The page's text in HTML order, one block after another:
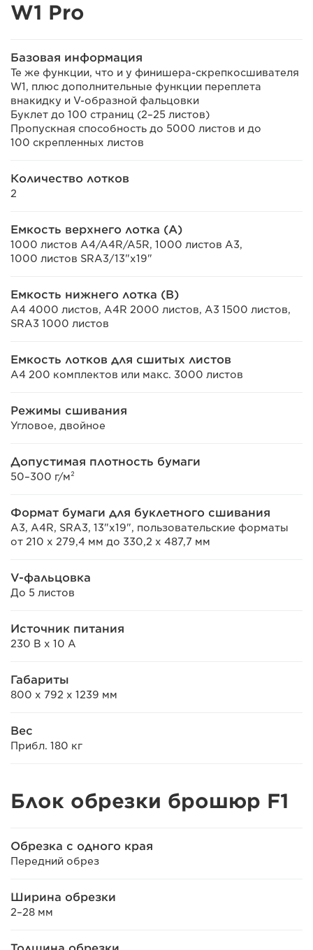
W1 Pro
Базовая информация
Те же функции, что и у финишера-скрепкосшивателя
W1, плюс дополнительные функции переплета
внакидку и V-образной фальцовки
Буклет до 100 страниц (2–25 листов)
Пропускная способность до 5000 листов и до
100 скрепленных листов
Количество лотков
2
Емкость верхнего лотка (А)
1000 листов A4/A4R/A5R, 1000 листов A3,
1000 листов SRA3/13"x19"
Емкость нижнего лотка (B)
A4 4000 листов, A4R 2000 листов, A3 1500 листов,
SRA3 1000 листов
Емкость лотков для сшитых листов
A4 200 комплектов или макс. 3000 листов
Режимы сшивания
Угловое, двойное
Допустимая плотность бумаги
50–300 г/м²
Формат бумаги для буклетного сшивания
A3, A4R, SRA3, 13"x19", пользовательские форматы
от 210 x 279,4 мм до 330,2 x 487,7 мм
V-фальцовка
До 5 листов
Источник питания
230 В x 10 А
Габариты
800 x 792 x 1239 мм
Вес
Прибл. 180 кг
Блок обрезки брошюр F1
Обрезка с одного края
Передний обрез
Ширина обрезки
2–28 мм